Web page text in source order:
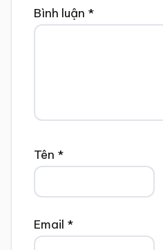
Bình luận *
Tên *
Email *